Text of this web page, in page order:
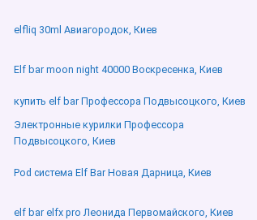
elfliq 30ml Авиагородок, Киев
Elf bar moon night 40000 Воскресенка, Киев
купить elf bar Профессора Подвысоцкого, Киев
Электронные курилки Профессора
Подвысоцкого, Киев
Pod система Elf Bar Новая Дарница, Киев
elf bar elfx pro Леонида Первомайского, Киев